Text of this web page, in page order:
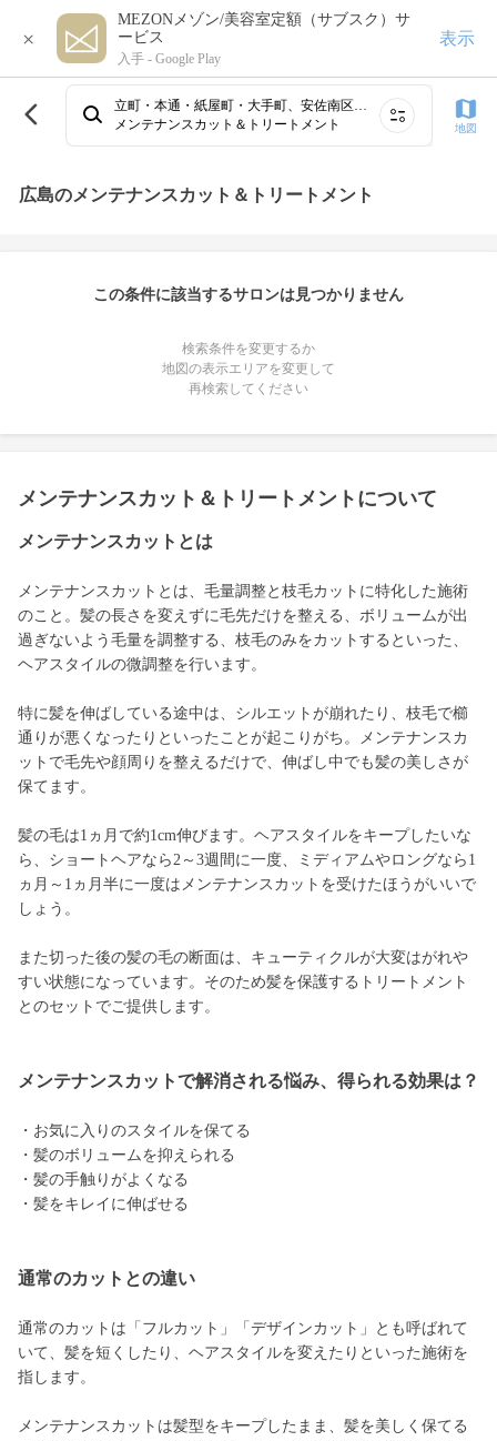
×
MEZONメゾン/美容室定額（サブスク）サ
ービス
入手 - Google Play
表示
立町・本通・紙屋町・大手町、安佐南区、西広島・井口・五日市、八丁堀・幟町・胡町、府中・海田・安芸区、袋町・中町・三川町・並木通り
メンテナンスカット＆トリートメント
地図
広島のメンテナンスカット＆トリートメント
この条件に該当するサロンは見つかりません
検索条件を変更するか
地図の表示エリアを変更して
再検索してください
メンテナンスカット＆トリートメントについて
メンテナンスカットとは
メンテナンスカットとは、毛量調整と枝毛カットに特化した施術
のこと。髪の長さを変えずに毛先だけを整える、ボリュームが出
過ぎないよう毛量を調整する、枝毛のみをカットするといった、
ヘアスタイルの微調整を行います。
特に髪を伸ばしている途中は、シルエットが崩れたり、枝毛で櫛
通りが悪くなったりといったことが起こりがち。メンテナンスカ
ットで毛先や顔周りを整えるだけで、伸ばし中でも髪の美しさが
保てます。
髪の毛は1ヵ月で約1cm伸びます。ヘアスタイルをキープしたいな
ら、ショートヘアなら2～3週間に一度、ミディアムやロングなら1
ヵ月～1ヵ月半に一度はメンテナンスカットを受けたほうがいいで
しょう。
また切った後の髪の毛の断面は、キューティクルが大変はがれや
すい状態になっています。そのため髪を保護するトリートメント
とのセットでご提供します。
メンテナンスカットで解消される悩み、得られる効果は？
・お気に入りのスタイルを保てる
・髪のボリュームを抑えられる
・髪の手触りがよくなる
・髪をキレイに伸ばせる
通常のカットとの違い
通常のカットは「フルカット」「デザインカット」とも呼ばれて
いて、髪を短くしたり、ヘアスタイルを変えたりといった施術を
指します。
メンテナンスカットは髪型をキープしたまま、髪を美しく保てる